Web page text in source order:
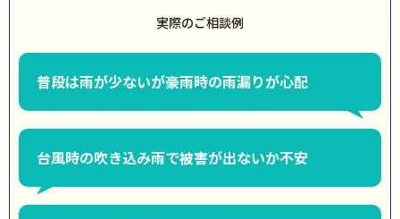
実際のご相談例
普段は雨が少ないが豪雨時の雨漏りが心配
台風時の吹き込み雨で被害が出ないか不安